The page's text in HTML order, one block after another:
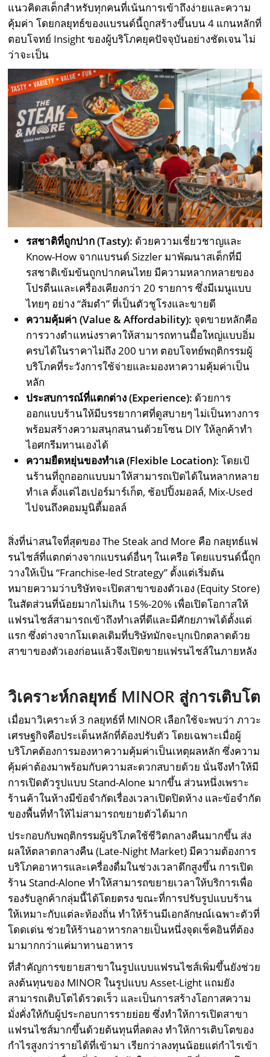
แนวคิดสเต็กสำหรับทุกคนที่เน้นการเข้าถึงง่ายและความ
คุ้มค่า โดยกลยุทธ์ของแบรนด์นี้ถูกสร้างขึ้นบน 4 แกนหลักที่
ตอบโจทย์ Insight ของผู้บริโภคยุคปัจจุบันอย่างชัดเจน ไม่
ว่าจะเป็น
รสชาติที่ถูกปาก (Tasty): ด้วยความเชี่ยวชาญและ
Know-How จากแบรนด์ Sizzler มาพัฒนาสเต็กที่มี
รสชาติเข้มข้นถูกปากคนไทย มีความหลากหลายของ
โปรตีนและเครื่องเคียงกว่า 20 รายการ ซึ่งมีเมนูแบบ
ไทยๆ อย่าง “ส้มตำ” ที่เป็นตัวชูโรงและขายดี
ความคุ้มค่า (Value & Affordability): จุดขายหลักคือ
การวางตำแหน่งราคาให้สามารถทานมื้อใหญ่แบบอิ่ม
ครบได้ในราคาไม่ถึง 200 บาท ตอบโจทย์พฤติกรรมผู้
บริโภคที่ระวังการใช้จ่ายและมองหาความคุ้มค่าเป็น
หลัก
ประสบการณ์ที่แตกต่าง (Experience): ด้วยการ
ออกแบบร้านให้มีบรรยากาศที่ดูสบายๆ ไม่เป็นทางการ
พร้อมสร้างความสนุกสนานด้วยโซน DIY ให้ลูกค้าทำ
ไอศกรีมทานเองได้
ความยืดหยุ่นของทำเล (Flexible Location): โดยเป้
นร้านที่ถูกออกแบบมาให้สามารถเปิดได้ในหลากหลาย
ทำเล ตั้งแต่ไฮเปอร์มาร์เก็ต, ช้อปปิ้งมอลล์, Mix-Used
ไปจนถึงคอมมูนิตี้มอลล์
สิ่งที่น่าสนใจที่สุดของ The Steak and More คือ กลยุทธ์แฟ
รนไชส์ที่แตกต่างจากแบรนด์อื่นๆ ในเครือ โดยแบรนด์นี้ถูก
วางให้เป็น “Franchise-led Strategy” ตั้งแต่เริ่มต้น
หมายความว่าบริษัทจะเปิดสาขาของตัวเอง (Equity Store)
ในสัดส่วนที่น้อยมากไม่เกิน 15%-20% เพื่อเปิดโอกาสให้
แฟรนไชส์สามารถเข้าถึงทำเลที่ดีและมีศักยภาพได้ตั้งแต่
แรก ซึ่งต่างจากโมเดลเดิมที่บริษัทมักจะบุกเบิกตลาดด้วย
สาขาของตัวเองก่อนแล้วจึงเปิดขายแฟรนไชส์ในภายหลัง
วิเคราะห์กลยุทธ์ MINOR สู่การเติบโต
เมื่อมาวิเคราะห์ 3 กลยุทธ์ที่ MINOR เลือกใช้จะพบว่า ภาวะ
เศรษฐกิจคือประเด็นหลักที่ต้องปรับตัว โดยเฉพาะเมื่อผู้
บริโภคต้องการมองหาความคุ้มค่าเป็นเหตุผลหลัก ซึ่งความ
คุ้มค่าต้องมาพร้อมกับความสะดวกสบายด้วย นั่นจึงทำให้มี
การเปิดตัวรูปแบบ Stand-Alone มากขึ้น ส่วนหนึ่งเพราะ
ร้านค้าในห้างมีข้อจำกัดเรื่องเวลาเปิดปิดห้าง และข้อจำกัด
ของพื้นที่ทำให้ไม่สามารถขยายตัวได้มาก
ประกอบกับพฤติกรรมผู้บริโภคใช้ชีวิตกลางคืนมากขึ้น ส่ง
ผลให้ตลาดกลางคืน (Late-Night Market) มีความต้องการ
บริโภคอาหารและเครื่องดื่มในช่วงเวลาดึกสูงขึ้น การเปิด
ร้าน Stand-Alone ทำให้สามารถขยายเวลาให้บริการเพื่อ
รองรับลูกค้ากลุ่มนี้ได้โดยตรง ขณะที่การปรับรูปแบบร้าน
ให้เหมาะกับแต่ละท้องถิ่น ทำให้ร้านมีเอกลักษณ์เฉพาะตัวที่
โดดเด่น ช่วยให้ร้านอาหารกลายเป็นหนึ่งจุดเช็คอินที่ต้อง
มามากกว่าแค่มาทานอาหาร
ที่สำคัญการขยายสาขาในรูปแบบแฟรนไชส์เพิ่มขึ้นยังช่วย
ลงต้นทุนของ MINOR ในรูปแบบ Asset-Light แถมยัง
สามารถเติบโตได้รวดเร็ว และเป็นการสร้างโอกาสความ
มั่งคั่งให้กับผู้ประกอบการรายย่อย ซึ่งทำให้การเปิดสาขา
แฟรนไชส์มากขึ้นด้วยต้นทุนที่ลดลง ทำให้การเติบโตของ
กำไรสูงกว่ารายได้ที่เข้ามา เรียกว่าลงทุนน้อยแต่กำไรเข้า